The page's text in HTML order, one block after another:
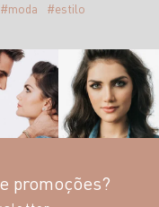
#moda #estilo
promoções?